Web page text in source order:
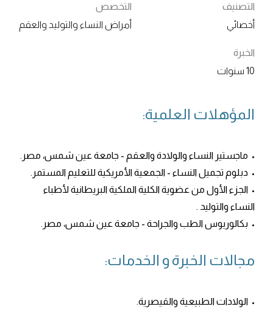
التصنيف
أخصائي
التخصص
أمراض النساء والتوليد والعقم
الخبرة
10 سنوات
المؤهلات العلمية:
• ماجستير النساء والولادة والعقم - جامعة عين شمس، مصر.
• دبلوم تجميل النساء - الجمعية الأمريكية للتعليم المستمر.
• الجزء الأول من عضوية الكلية الملكية البريطانية لأطباء
النساء والتوليد .
• بكالوريوس الطب والجراحة - جامعة عين شمس، مصر.
مجالات الخبرة و الخدمات:
• الولادات الطبيعية والقيصرية.